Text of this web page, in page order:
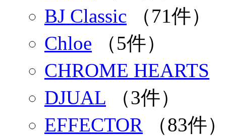
BJ Classic （71件）
Chloe （5件）
CHROME HEARTS
DJUAL （3件）
EFFECTOR （83件